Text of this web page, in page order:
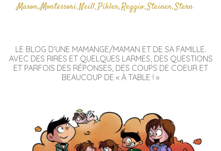
Mason,Montessori,Neill,Pikler,Reggio,Steiner,Stern
LE BLOG D’UNE MAMANGE/MAMAN ET DE SA FAMILLE.
AVEC DES RIRES ET QUELQUES LARMES, DES QUESTIONS
ET PARFOIS DES RÉPONSES, DES COUPS DE COEUR ET
BEAUCOUP DE « À TABLE ! »